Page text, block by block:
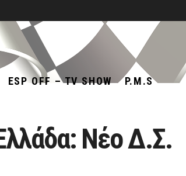
ESP OFF – TV SHOW P.M.S
Νέο Δ.Σ.